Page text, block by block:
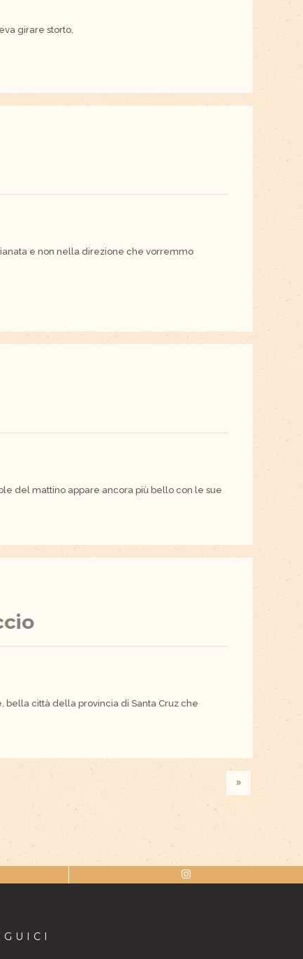
girare storto.
e non nella direzione che vorremmo
del mattino appare ancora più bello con le sue
bella città della provincia di Santa Cruz che
»